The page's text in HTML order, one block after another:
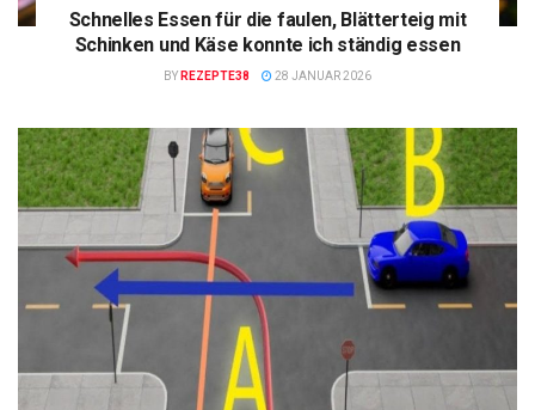
Schnelles Essen für die faulen, Blätterteig mit
Schinken und Käse konnte ich ständig essen
BY REZEPTE38 28 JANUAR 2026